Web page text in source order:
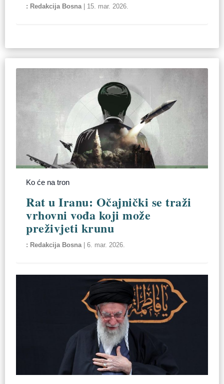
Redakcija Bosna| 15. mar. 2026.
Ko će na tron
Rat u Iranu: Očajnički se traži
vrhovni vođa koji može
preživjeti krunu
Redakcija Bosna|6. mar. 2026.